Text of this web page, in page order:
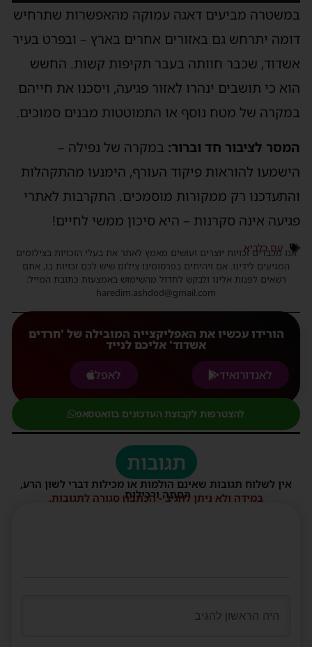
במשטרה מביעים דאגה עמוקה מהאפשרות שתרחיש
דומה יתרחש גם באזורים אחרים בארץ – ובפרט בעיר
אשדוד, שכבר חוותה בעבר תקיפות קשות. החשש
הוא כי תושבים ינהרו לאזור פגיעה, ויסכנו את חייהם
במקרה של מטח נוסף או התמוטטות מבנים סמוכים.
המסר לציבור חד וברור: במקרה של נפילה –
הישמעו להוראות פיקוד העורף, הימנעו מהתקהלות
והתעדכנו רק ממקורות מוסמכים. התקרבות לאתרי
פגיעה אינה סקרנות – היא סיכון ממשי לחיים!
עם כלביא
אנו מכבדים זכויות יוצרים ועושים מאמץ לאתר את בעלי הזכויות בצילומים
המגיעים לידינו. אם זיהיתים בפרסומינו צילום שיש לכם זכויות בו, אתם
רשאים לפנות אלינו ולבקש לחדול מהשימוש באמצעות כתובת המייל:
haredim.ashdod@gmail.com
הורידו עכשיו את האפליקצייה המובילה של 'חרדים
אשדוד' אליכם לנייד
לאנדורואיד
לאפל
להצטרפות לקבוצת העדכונים בוואטסאפ
תגובות
אין לשלוח תגובות שאינם הולמות או מכילות דברי לשון הרע,
הסתה ורכילות.
במידה ולא ניתן להגיב - הכתבה סגורה לתגובות.